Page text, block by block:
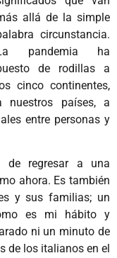
allá de la simple
circunstancia.
pandemia ha
de rodillas a
cinco continentes,
nuestros países, a
entre personas y
de regresar a una
ahora. Es también
y sus familias; un
es mi hábito y
ni un minuto de
de los italianos en el